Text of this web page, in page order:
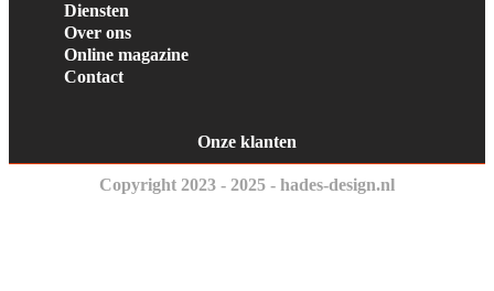
Diensten
Over ons
Online magazine
Contact
Onze klanten
Copyright 2023 - 2025 - hades-design.nl